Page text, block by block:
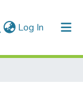
Log In (current)